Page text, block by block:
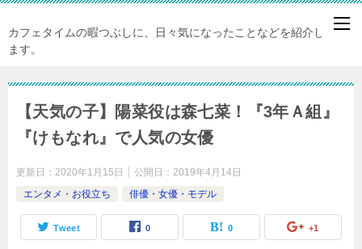
カフェタイムの暇つぶしに、日々気になったことなどを紹介してい
ます。
【天気の子】陽菜役は森七菜！『3年Ａ組』
『けもなれ』で人気の女優
更新日： 2020年1月15日 公開日： 2019年4月14日
エンタメ・お役立ち
俳優・女優・モデル
Tweet 0 0 +1